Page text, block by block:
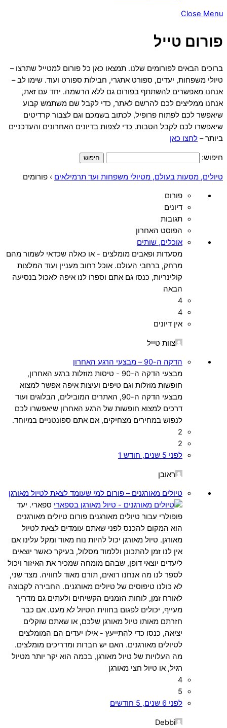
Close Menu
פורום טייל
ברוכים הבאים לפורומים שלנו. תמצאו כאן כל פורום למטייל שתרצו –
טיולי משפחות, יעדים, ספורט אתגרי, חבילות ספורט ועוד. שימו לב –
אנחנו מאפשרים להשתתף בפורום גם ללא הרשמה. יחד עם זאת,
אנחנו ממליצים לכם להרשם לאתר, כדי לקבל שם משתמש קבוע
שיאפשר לכם לפתוח פרופיל, לכתוב בשמכם וגם לצבור קרדיטים
שיאפשרו לכם לקבל הטבות. כדי לצפות בדיונים האחרונים והעדכניים
ביותר – לחצו כאן
חיפוש:
טיולים, מסעות בעולם, מטיולי משפחות ועד תרמילאים › פורומים
פורום
דיונים
תגובות
הפוסט האחרון
אוכלים, שותים
מסעדות ופאבים מומלצים - או כאלה שכדאי לשמור מהם
מרחק, ברחבי העולם. אוכל רחוב מעניין ועוד המלצות
קולינריות, כנסו גם אתם וספרו לנו איפה לאכול בנסיעה
הבאה
4
4
אין דיונים
צוות טייל
הדקה ה-90 – מבצעי הרגע האחרון
מבצעי הדקה ה-90 - טיסות מוזלות ברגע האחרון,
חופשות מוזלות וגם טיפים ועיצות איפה אפשר למצוא
מבצעי הדקה ה-90, האתרים המובילים, הבלוגים ועוד
דרכים למצוא חופשות של הרגע האחרון שיאפשרו לכם
לנפוש במחירים מצחיקים, אם אתם ספונטניים במיוחד.
2
2
לפני 5 שנים, חודש 1
ראובן
טיולים מאורגנים – פורום למי שעומד לצאת לטיול מאורגן
ספארי. יעד
פופולרי עבור טיולים מאורגנים פורום טיולים מאורגנים
הוא המקום להכנס לפני שאתם עומדים לצאת לטיול
מאורגן. טיול מאורגן יכול להיות נוח מאוד ומקל עלינו אם
אין לנו זמן להתכונן וללמוד מסלול, בעיקר כאשר יוצאים
ליעדים יוצאי דופן, שבהם מומחה שמכיר את האיזור ויכול
לספר לנו מה אנחנו רואים, תורם מאוד לחוויה. מצד שני,
לא כולנו טיפוסים של טיולים מאורגנים. החבירה לקבוצה
לאורח זמן, לוחות הזמנים הקשיחים ולעתים גם מדריך
מעייף, יכולים לפגום בחווית הטיול לא מעט. אם כבר
חזרתם מאותו טיול מאורגן שלכם, או שאתם שוקלים
יציאה, כנסו כדי להתייעץ - אילו יעדים הם המומלצים
לטיולים מאורגנים. האם יש חברות ומדריכים מומלצים.
מה העלויות של טיול מאורגן, בכמה הוא יקר יותר מטיול
רגיל, או טיול חצי מאורגן
4
5
לפני 6 שנים, 5 חודשים
Debbi